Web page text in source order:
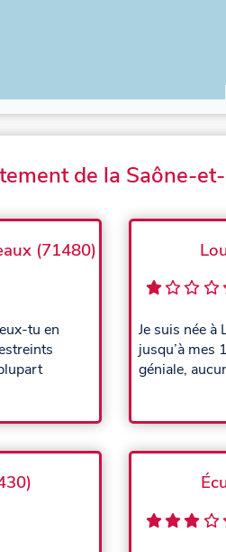
de la Saône-
(71480)
tu en
Je suis née à
jusqu’à mes
géniale,